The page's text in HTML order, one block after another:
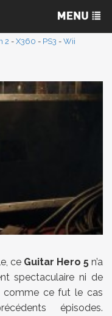
2 - X360 - PS3 - Wii
ce Guitar Hero 5 n’a
spectaculaire ni de
comme ce fut le cas
épisodes.